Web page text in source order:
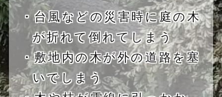
・台風などの災害時に庭の木
が折れて倒れてしまう
・敷地内の木が外の道路を塞
いでしまう